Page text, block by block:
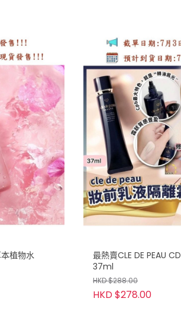
植物水
最熱賣CLE DE PEAU
37ml
HKD $288.00
HKD $278.00